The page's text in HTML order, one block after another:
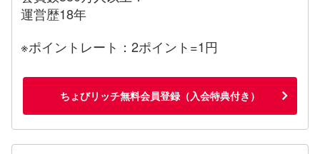
運営歴18年
※ポイントレート：2ポイント=1円
ちょびリッチ無料会員登録（入会特典付き）